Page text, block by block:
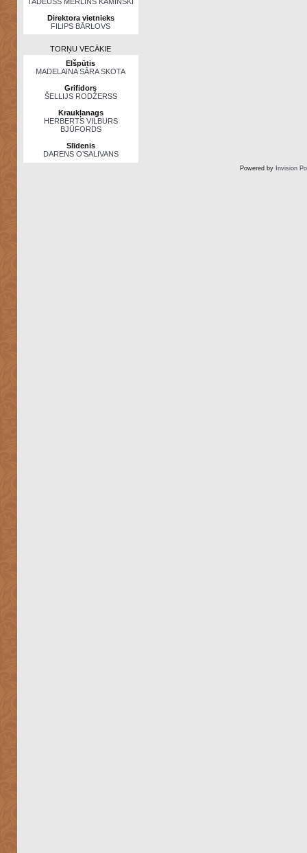
Direktora vietnieks
FILIPS BĀRLOVS
TORŅU VECĀKIE
Elšpūtis
MADELAINA SĀRA SKOTA
Grifidors
ŠELLIJS RODŽERSS
Kraukļanags
HERBERTS VILBURS
BJŪFORDS
Slīdenis
DARENS O’SALIVANS
Powered by Invision